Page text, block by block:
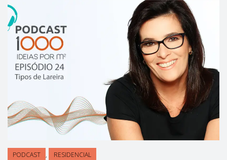
PODCAST , RESIDENCIAL